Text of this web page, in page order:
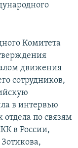
Комитета
движения
сотрудников,
в интервью
по связям
в России,